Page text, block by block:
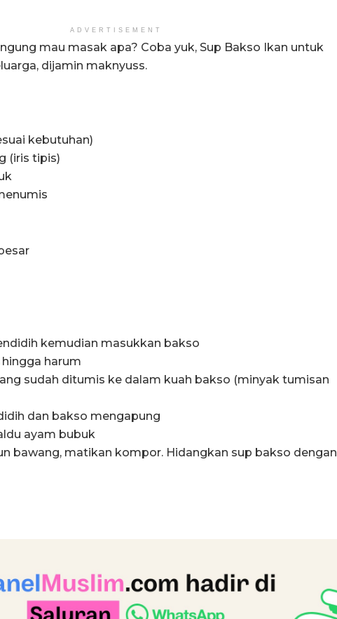
ADVERTISEMENT
mau masak apa? Coba yuk, Sup Bakso Ikan untuk
dijamin maknyuss.
kebutuhan)
(iris tipis)
kemudian masukkan bakso
harum
sudah ditumis ke dalam kuah bakso (minyak tumisan
dan bakso mengapung
ayam bubuk
bawang, matikan kompor. Hidangkan sup bakso dengan